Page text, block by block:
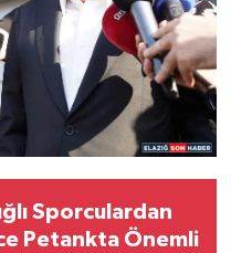
Sporculardan
Petankta Önemli